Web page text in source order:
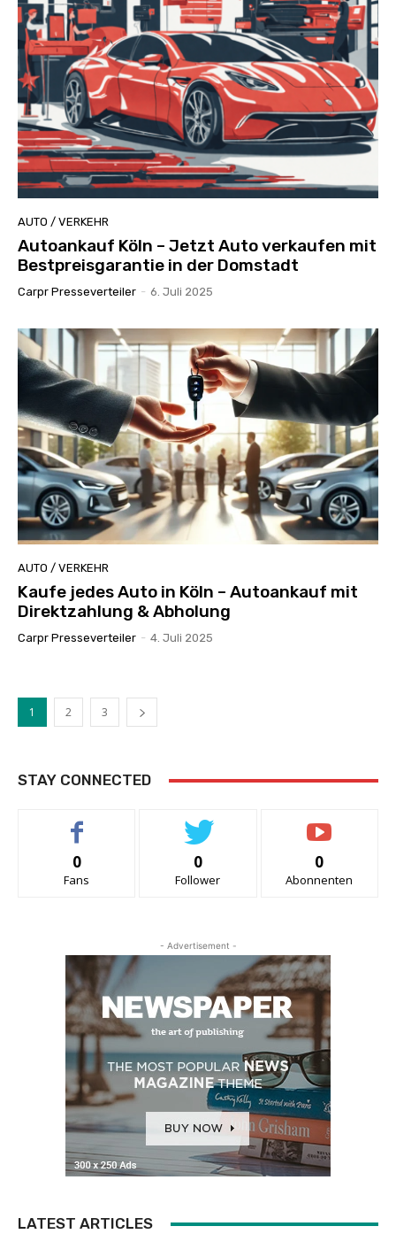
AUTO / VERKEHR
Autoankauf Köln – Jetzt Auto verkaufen mit
Bestpreisgarantie in der Domstadt
Carpr Presseverteiler - 6. Juli 2025
AUTO / VERKEHR
Kaufe jedes Auto in Köln – Autoankauf mit
Direktzahlung & Abholung
Carpr Presseverteiler - 4. Juli 2025
1 2 3
STAY CONNECTED
0
Fans
0
Follower
0
Abonnenten
- Advertisement -
LATEST ARTICLES